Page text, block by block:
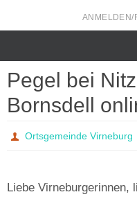
Inhalt
ANMELDEN/
Pegel bei
Bornsdell
Ortsgemeinde Virneburg
Liebe Virneburgerinnen,